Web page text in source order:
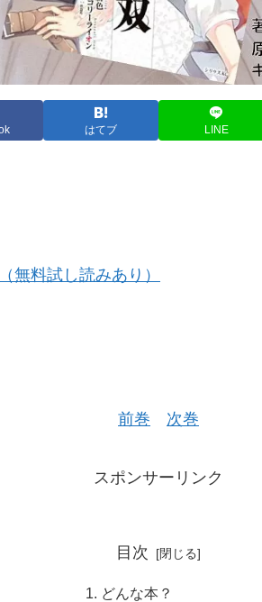
はてブ LINE
料試し読みあり）
前巻 次巻
スポンサーリンク
目次
どんな本？